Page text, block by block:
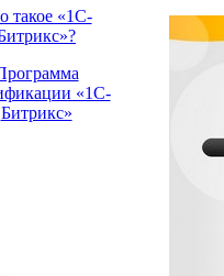
такое «1С-
«1С-
Битрикс»